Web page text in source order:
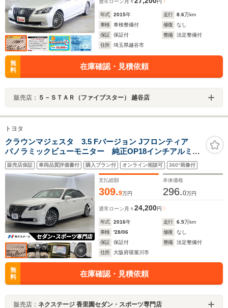
通常ローン 月々 円
年式 2015年 走行 8.6万km
車検
車検整備付 修復
なし
保証
保証付 整備
法定整備付
住所
埼玉県越谷市
無
料
在庫確認・見積依頼
販売店： ５－ＳＴＡＲ（ファイブスター） 越谷店
トヨタ
クラウンマジェスタ 3.5 Fバージョン Jフロンティア
パノラミックビューモニター 純正OP18インチアルミホ
イール 純正SDナビ バックカメラ LEDヘッド レー
ダークルーズコントロール ETC2.0 ドラレコ
販売店保証 車両品質評価書付 購入プラン付 オンライン相談可 360°画像付
支払総額
309.9万円
本体価格
296.0万円
通常ローン 月々24,200円
年式 2016年 走行 6.5万km
車検
'28/06 修復
なし
保証
保証付 整備
法定整備付
住所
大阪府寝屋川市
無
料
在庫確認・見積依頼
販売店： ネクステージ 香里園セダン・スポーツ専門店